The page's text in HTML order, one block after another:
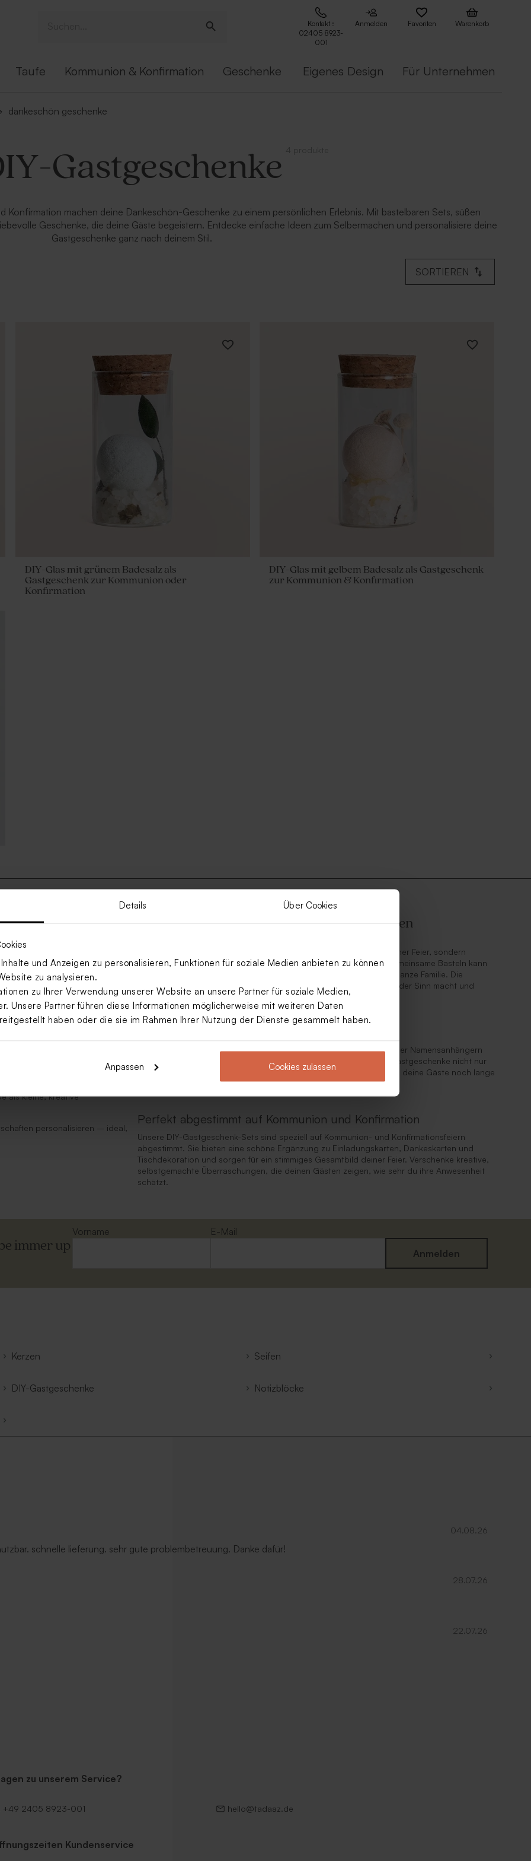
Details Über Cookies
und Anzeigen zu personalisieren, Funktionen für soziale Medien anbieten zu können
zu analysieren.
zu Ihrer Verwendung unserer Website an unsere Partner für soziale Medien,
Unsere Partner führen diese Informationen möglicherweise mit weiteren Daten
haben oder die sie im Rahmen Ihrer Nutzung der Dienste gesammelt haben.
Anpassen Cookies zulassen
Kontakt :
02405 8923-
001
Anmelden Favoriten Warenkorb
Taufe Kommunion & Konfirmation Geschenke Eigenes Design Für Unternehmen
dankeschön geschenke
Gastgeschenke
Konfirmation machen deine Dankeschön-Geschenke zu einem persönlichen Erlebnis. Mit bastelbaren Sets, süßen
Geschenke, die deine Gäste begeistern. Entdecke einfache Ideen zum Selbermachen und personalisiere deine
Gastgeschenke ganz nach deinem Stil.
SORTIEREN
DIY-Glas mit grünem Badesalz als
Gastgeschenk zur Kommunion oder
Konfirmation
DIY-Glas mit gelbem Badesalz als Gastgeschenk
zur Kommunion & Konfirmation
Konfirmation: Persönliche Dankeschön-Ideen zum Selbermachen
bieten dir kreative
DIY-Glas mit farbigem
– mit diesen Sets
selber zu
nach dem Fest als sprudelnde
als kleine, kreative
personalisieren – ideal,
Selbstgemachte Gastgeschenke sind nicht nur ein Blickfang auf deiner Feier, sondern
schenken deinen Gästen ein kleines Erlebnis nach dem Fest. Das gemeinsame Basteln kann
auch Teil des Vorbereitungs-Moments sein und macht Spaß für die ganze Familie. Die
kreativen Sets sind eine liebevolle Art, Danke zu sagen – mit Inhalt, der Sinn macht und
genutzt wird.
Viele DIY-Sets lassen sich mit personalisierten Etiketten, Bändern oder Namensanhängern
kombinieren, um sie noch individueller zu machen. So werden die Gastgeschenke nicht nur
hübsch, sondern auch zu einem persönlichen Erinnerungsstück, das deine Gäste noch lange
nach der Feier schätzen.
Perfekt abgestimmt auf Kommunion und Konfirmation
Unsere DIY-Gastgeschenk-Sets sind speziell auf Kommunion- und Konfirmationsfeiern
abgestimmt. Sie bieten eine schöne Ergänzung zu Einladungskarten, Dankeskarten und
Tischdekoration und sorgen für ein stimmiges Gesamtbild deiner Feier. Verschenke kreative,
selbstgemachte Überraschungen, die deinen Gästen zeigen, wie sehr du ihre Anwesenheit
schätzt.
immer up
Vorname
E-Mail
Anmelden
Kerzen Seifen
DIY-Gastgeschenke Notizblöcke
04.08.26
schnelle lieferung. sehr gute problembetreuung. Danke dafür!
28.07.26
22.07.26
zu unserem Service?
+49 2405 8923-001 hello@tadaaz.de
Kundenservice